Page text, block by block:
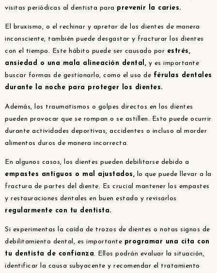
visitas periódicas al dentista para prevenir la caries.
El bruxismo, o el rechinar y apretar de los dientes de manera
inconsciente, también puede desgastar y fracturar los dientes
con el tiempo. Este hábito puede ser causado por estrés,
ansiedad o una mala alineación dental, y es importante
buscar formas de gestionarlo, como el uso de férulas dentales
durante la noche para proteger los dientes.
Además, los traumatismos o golpes directos en los dientes
pueden provocar que se rompan o se astillen. Esto puede ocurrir
durante actividades deportivas, accidentes o incluso al morder
alimentos duros de manera incorrecta.
En algunos casos, los dientes pueden debilitarse debido a
empastes antiguos o mal ajustados, lo que puede llevar a la
fractura de partes del diente. Es crucial mantener los empastes
y restauraciones dentales en buen estado y revisarlos
regularmente con tu dentista.
Si experimentas la caída de trozos de dientes o notas signos de
debilitamiento dental, es importante programar una cita con
tu dentista de confianza. Ellos podrán evaluar la situación,
identificar la causa subyacente y recomendar el tratamiento